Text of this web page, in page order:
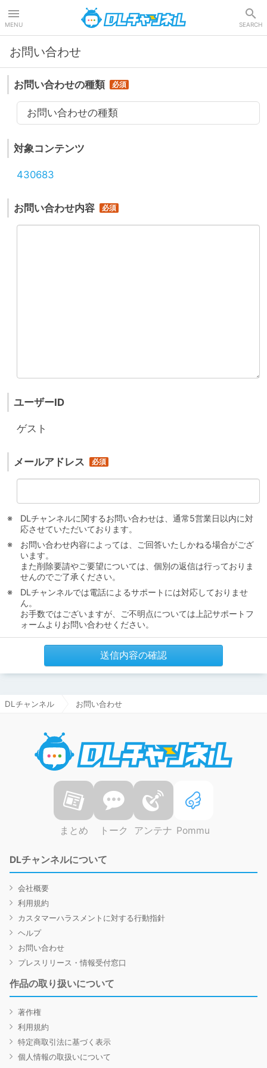
MENU SEARCH
お問い合わせ
お問い合わせの種類
お問い合わせの種類
対象コンテンツ
430683
お問い合わせ内容
ユーザーID
ゲスト
メールアドレス
DLチャンネルに関するお問い合わせは、通常5営業日以内に対
応させていただいております。
お問い合わせ内容によっては、ご回答いたしかねる場合がござ
います。
また削除要請やご要望については、個別の返信は行っておりま
せんのでご了承ください。
DLチャンネルでは電話によるサポートには対応しておりませ
ん。
お手数ではございますが、ご不明点については上記サポートフ
ォームよりお問い合わせください。
送信内容の確認
DLチャンネル お問い合わせ
まとめ トーク アンテナ Pommu
DLチャンネルについて
会社概要
利用規約
カスタマーハラスメントに対する行動指針
ヘルプ
お問い合わせ
プレスリリース・情報受付窓口
作品の取り扱いについて
著作権
利用規約
特定商取引法に基づく表示
個人情報の取扱いについて